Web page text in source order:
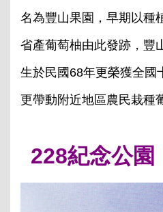
名為豐山果園，早期以種
省產葡萄柚由此發跡，豐
生於民國68年更榮獲全國
更帶動附近地區農民栽種
228紀念公園